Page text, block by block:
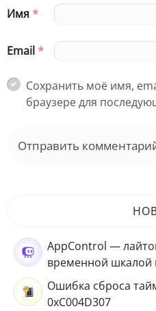
Имя*
Email*
Сохранить моё имя,
браузере для
AppControl —
временной шкалой
Ошибка сброса
0xC004D307